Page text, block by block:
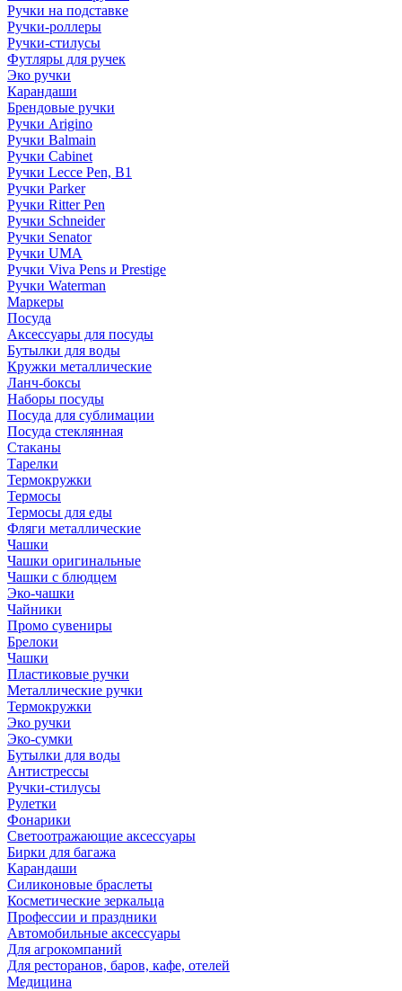
Ручки на подставке
Ручки-роллеры
Ручки-стилусы
Футляры для ручек
Эко ручки
Карандаши
Брендовые ручки
Ручки Arigino
Ручки Balmain
Ручки Cabinet
Ручки Lecce Pen, B1
Ручки Parker
Ручки Ritter Pen
Ручки Schneider
Ручки Senator
Ручки UMA
Ручки Viva Pens и Prestige
Ручки Waterman
Маркеры
Посуда
Аксессуары для посуды
Бутылки для воды
Кружки металлические
Ланч-боксы
Наборы посуды
Посуда для сублимации
Посуда стеклянная
Стаканы
Тарелки
Термокружки
Термосы
Термосы для еды
Фляги металлические
Чашки
Чашки оригинальные
Чашки с блюдцем
Эко-чашки
Чайники
Промо сувениры
Брелоки
Чашки
Пластиковые ручки
Металлические ручки
Термокружки
Эко ручки
Эко-сумки
Бутылки для воды
Антистрессы
Ручки-стилусы
Рулетки
Фонарики
Светоотражающие аксессуары
Бирки для багажа
Карандаши
Силиконовые браслеты
Косметические зеркальца
Профессии и праздники
Автомобильные аксессуары
Для агрокомпаний
Для ресторанов, баров, кафе, отелей
Медицина